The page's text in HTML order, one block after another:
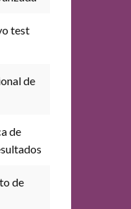
test
de
de
de